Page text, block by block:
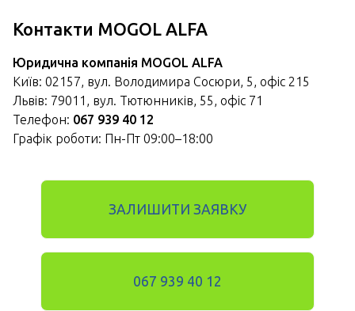
Контакти MOGOL ALFA
Юридична компанія MOGOL ALFA
Київ: 02157, вул. Володимира Сосюри, 5, офіс 215
Львів: 79011, вул. Тютюнників, 55, офіс 71
Телефон: 067 939 40 12
Графік роботи: Пн-Пт 09:00–18:00
ЗАЛИШИТИ ЗАЯВКУ
067 939 40 12